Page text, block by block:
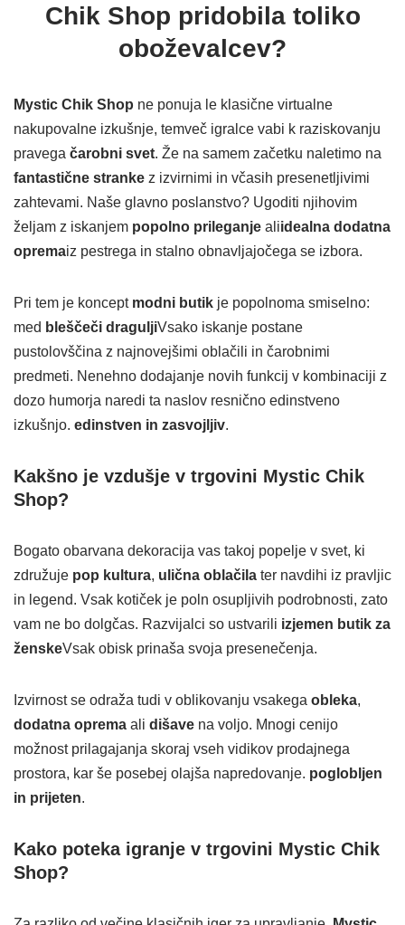
Chik Shop pridobila toliko
oboževalcev?
Mystic Chik Shop ne ponuja le klasične virtualne
nakupovalne izkušnje, temveč igralce vabi k raziskovanju
pravega čarobni svet. Že na samem začetku naletimo na
fantastične stranke z izvirnimi in včasih presenetljivimi
zahtevami. Naše glavno poslanstvo? Ugoditi njihovim
željam z iskanjem popolno prileganje aliidealna dodatna
opremaiz pestrega in stalno obnavljajočega se izbora.
Pri tem je koncept modni butik je popolnoma smiselno:
med bleščeči draguljiVsako iskanje postane
pustolovščina z najnovejšimi oblačili in čarobnimi
predmeti. Nenehno dodajanje novih funkcij v kombinaciji z
dozo humorja naredi ta naslov resnično edinstveno
izkušnjo. edinstven in zasvojljiv.
Kakšno je vzdušje v trgovini Mystic Chik
Shop?
Bogato obarvana dekoracija vas takoj popelje v svet, ki
združuje pop kultura, ulična oblačila ter navdihi iz pravljic
in legend. Vsak kotiček je poln osupljivih podrobnosti, zato
vam ne bo dolgčas. Razvijalci so ustvarili izjemen butik za
ženskeVsak obisk prinaša svoja presenečenja.
Izvirnost se odraža tudi v oblikovanju vsakega obleka,
dodatna oprema ali dišave na voljo. Mnogi cenijo
možnost prilagajanja skoraj vseh vidikov prodajnega
prostora, kar še posebej olajša napredovanje. poglobljen
in prijeten.
Kako poteka igranje v trgovini Mystic Chik
Shop?